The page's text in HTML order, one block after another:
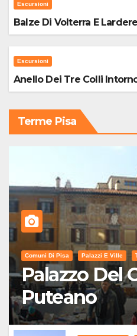
Escursioni
Balze Di Volterra E
Escursioni
Anello Dei Tre Colli
Terme Pisa
Comuni Di Pisa Palazzi E Ville
Palazzo Del
Puteano